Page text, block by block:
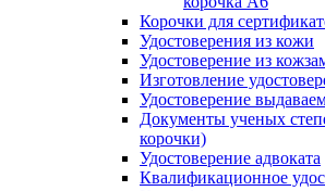
Корочки для
Удостоверения из кожи
Удостоверение из
Изготовление
Удостоверение
Документы ученых
корочки)
Удостоверение адвоката
Квалификационное